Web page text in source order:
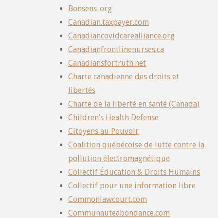
Bonsens-org
Canadian.taxpayer.com
Canadiancovidcarealliance.org
Canadianfrontlinenurses.ca
Canadiansfortruth.net
Charte canadienne des droits et
libertés
Charte de la liberté en santé (Canada)
Children’s Health Defense
Citoyens au Pouvoir
Coalition québécoise de lutte contre la
pollution électromagnétique
Collectif Éducation & Droits Humains
Collectif pour une information libre
Commonlawcourt.com
Communauteabondance.com